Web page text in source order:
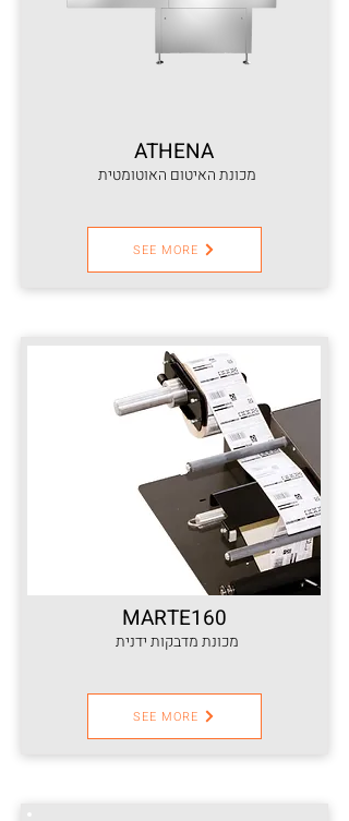
ATHENA
מכונת האיטום האוטומטית
SEE MORE
MARTE160
מכונת מדבקות ידנית
SEE MORE